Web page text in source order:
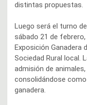
distintas propuestas.
Luego será el turno
sábado 21 de
Exposición Ganadera
Sociedad Rural local.
admisión de
consolidándose
ganadera.